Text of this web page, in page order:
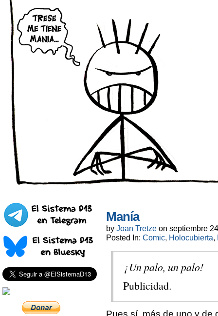
Manía
by Joan Tretze on septiembre
Posted In: Comic, Holocubierta,
¡ Un palo, un palo!
Publicidad.
Pues sí, más de uno y de